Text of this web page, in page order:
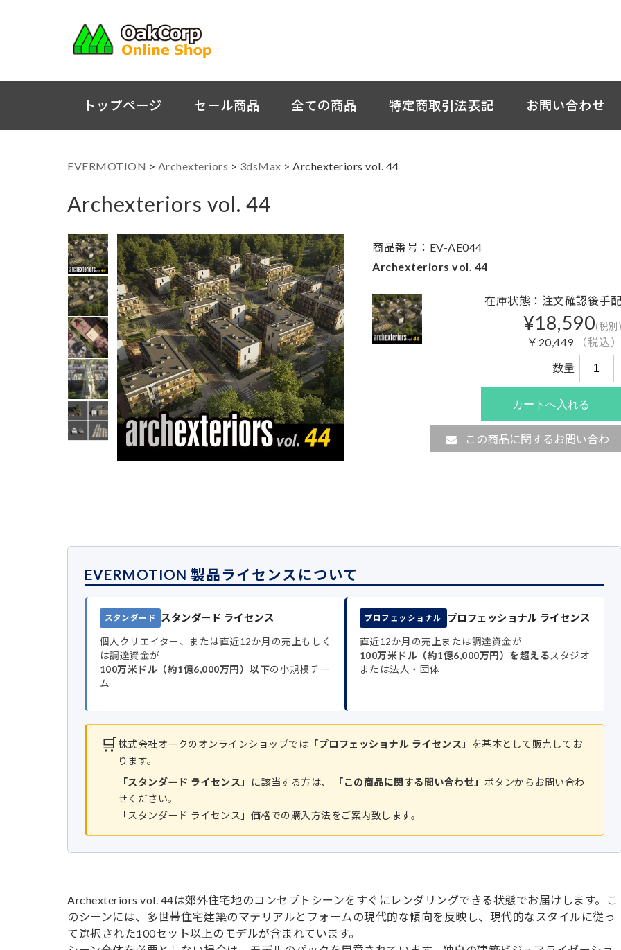
トップページ セール商品 全ての商品 特定商取引法表記 お問い合わせ
EVERMOTION > Archexteriors > 3dsMax > Archexteriors vol. 44
Archexteriors vol. 44
商品番号：EV-AE044
Archexteriors vol. 44
在庫状態：注文確認後手配
¥18,590(税別)
￥20,449
（税込）
数量
この商品に関するお問い合わ
EVERMOTION 製品ライセンスについて
スタンダード スタンダード ライセンス
個人クリエイター、または直近12か月の売上もしく
は調達資金が
100万米ドル（約1億6,000万円）以下の小規模チー
ム
プロフェッショナル プロフェッショナル ライセンス
直近12か月の売上または調達資金が
100万米ドル（約1億6,000万円）を超えるスタジオ
または法人・団体
🛒株式会社オークのオンラインショップでは 「プロフェッショナル ライセンス」
を基本として販売してお
ります。
「スタンダード ライセンス」
に該当する方は、 「この商品に関する問い合わせ」 ボタンからお問い合わ
せください。
「スタンダード ライセンス」価格での購入方法をご案内致します。
Archexteriors vol. 44は郊外住宅地のコンセプトシーンをすぐにレンダリングできる状態でお届けします。こ
のシーンには、多世帯住宅建築のマテリアルとフォームの現代的な傾向を反映し、現代的なスタイルに従っ
て選択された100セット以上のモデルが含まれています。